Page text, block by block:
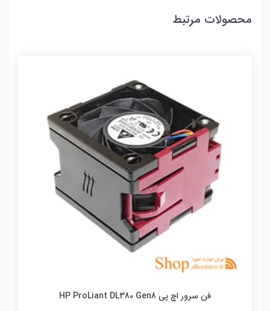
محصولات مرتبط
فن سرور اچ پی HP ProLiant DL380 Gen8